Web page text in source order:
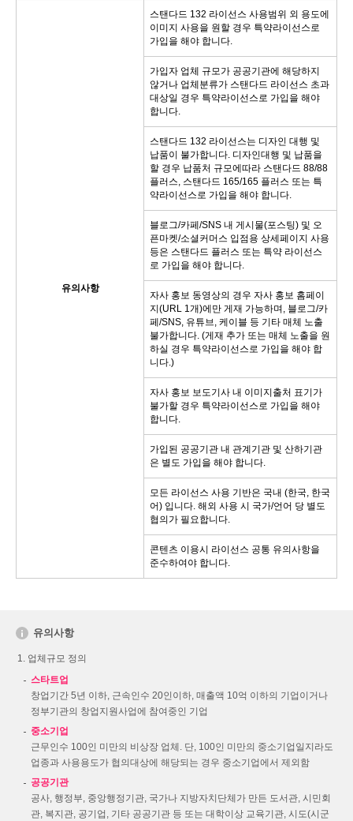
유의사항
스탠다드 132 라이선스 사용범위 외 용도에
이미지 사용을 원할 경우 특약라이선스로
가입을 해야 합니다.
가입자 업체 규모가 공공기관에 해당하지
않거나 업체분류가 스탠다드 라이선스 초과
대상일 경우 특약라이선스로 가입을 해야
합니다.
스탠다드 132 라이선스는 디자인 대행 및
납품이 불가합니다. 디자인대행 및 납품을
할 경우 납품처 규모에따라 스탠다드 88/88
플러스, 스탠다드 165/165 플러스 또는 특
약라이선스로 가입을 해야 합니다.
블로그/카페/SNS 내 게시물(포스팅) 및 오
픈마켓/소셜커머스 입점용 상세페이지 사용
등은 스탠다드 플러스 또는 특약 라이선스
로 가입을 해야 합니다.
자사 홍보 동영상의 경우 자사 홍보 홈페이
지(URL 1개)에만 게재 가능하며, 블로그/카
페/SNS, 유튜브, 케이블 등 기타 매체 노출
불가합니다. (게재 추가 또는 매체 노출을 원
하실 경우 특약라이선스로 가입을 해야 합
니다.)
자사 홍보 보도기사 내 이미지출처 표기가
불가할 경우 특약라이선스로 가입을 해야
합니다.
가입된 공공기관 내 관계기관 및 산하기관
은 별도 가입을 해야 합니다.
모든 라이선스 사용 기반은 국내 (한국, 한국
어) 입니다. 해외 사용 시 국가/언어 당 별도
협의가 필요합니다.
콘텐츠 이용시 라이선스 공통 유의사항을
준수하여야 합니다.
유의사항
업체규모 정의
스타트업
창업기간 5년 이하, 근속인수 20인이하, 매출액 10억 이하의 기업이거나
정부기관의 창업지원사업에 참여중인 기업
중소기업
근무인수 100인 미만의 비상장 업체. 단, 100인 미만의 중소기업일지라도
업종과 사용용도가 협의대상에 해당되는 경우 중소기업에서 제외함
공공기관
공사, 행정부, 중앙행정기관, 국가나 지방자치단체가 만든 도서관, 시민회
관, 복지관, 공기업, 기타 공공기관 등 또는 대학이상 교육기관, 시도(시군